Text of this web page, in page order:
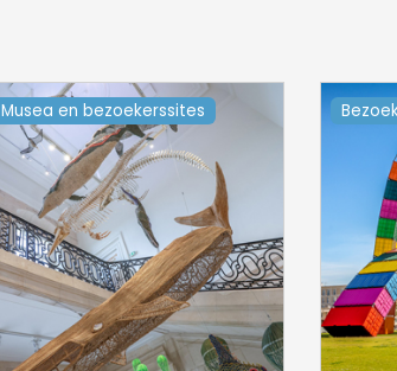
Musea en bezoekerssites